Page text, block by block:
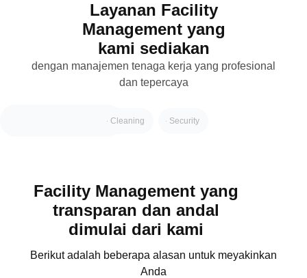
Layanan Facility
Management yang
kami sediakan​
dengan manajemen tenaga kerja yang profesional
dan tepercaya
Cleaning Security
Facility Management yang
transparan dan andal
dimulai dari kami
Berikut adalah beberapa alasan untuk meyakinkan
Anda